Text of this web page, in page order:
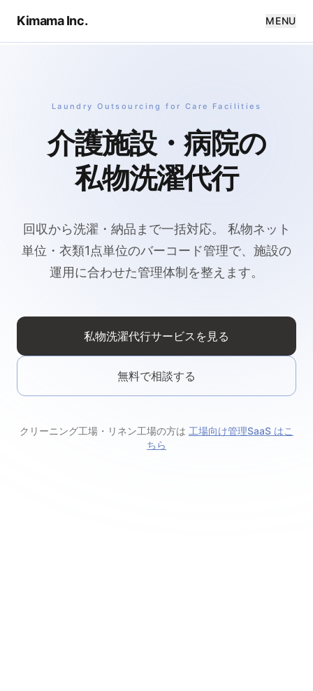
Kimama Inc. MENU
Laundry Outsourcing for Care Facilities
介護施設・病院の
私物洗濯代行
回収から洗濯・納品まで一括対応。
私物ネット
単位・衣類1点単位のバーコード管理で、施設の
運用に合わせた管理体制を整えます。
私物洗濯代行サービスを見る
無料で相談する
クリーニング工場・リネン工場の方は 工場向け管理SaaS はこ
ちら